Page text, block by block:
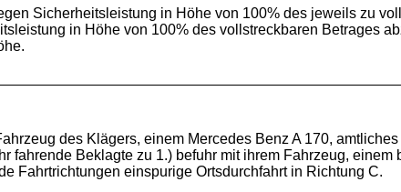
Sicherheitsleistung in Höhe von 100% des jeweils zu
in Höhe von 100% des vollstreckbaren Betrages
des Klägers, einem Mercedes Benz A 170,
fahrende Beklagte zu 1.) befuhr mit ihrem Fahrzeug, einem
Fahrtrichtungen einspurige Ortsdurchfahrt in Richtung C.